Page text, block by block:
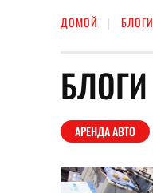
ДОМОЙ БЛОГИ
БЛОГИ
АРЕНДА АВТО